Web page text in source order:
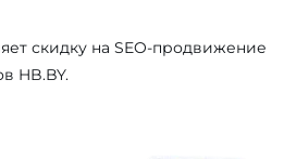
скидку на SEO-продвижение
HB.BY.